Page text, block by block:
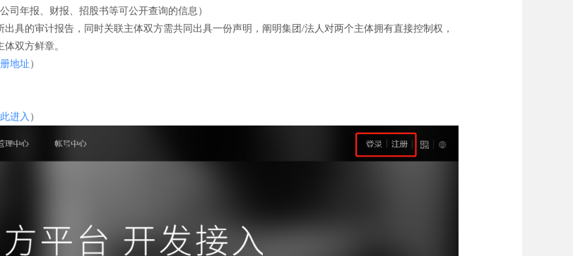
司年报、财报、招股书等可公开查询的信息）
具的审计报告，同时关联主体双方需共同出具一份声明，阐明集团/法人对两个主体拥有直接控制权，
双方鲜章。
地址 ）
进入 ）